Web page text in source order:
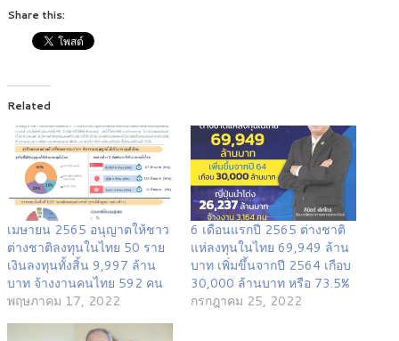
Share this:
Related
เมษายน 2565 อนุญาตให้ชาว
ต่างชาติลงทุนในไทย 50 ราย
เงินลงทุนทั้งสิ้น 9,997 ล้าน
บาท จ้างงานคนไทย 592 คน
พฤษภาคม 17, 2022
6 เดือนแรกปี 2565 ต่างชาติ
แห่ลงทุนในไทย 69,949 ล้าน
บาท เพิ่มขึ้นจากปี 2564 เกือบ
30,000 ล้านบาท หรือ 73.5%
กรกฎาคม 25, 2022